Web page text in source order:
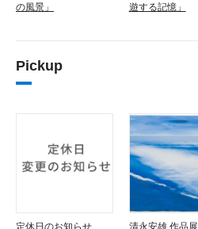
の風景」
遊する記憶」
Pickup
定休日のお知らせ
清永安雄 作品展